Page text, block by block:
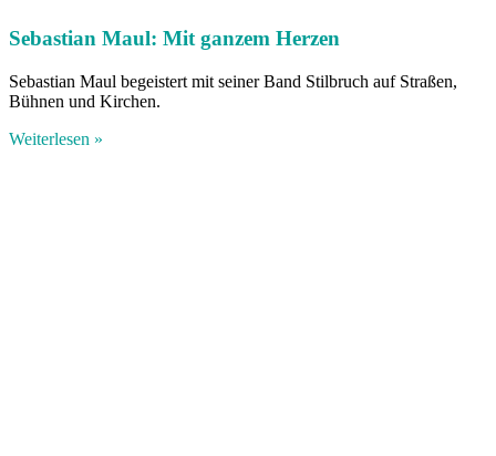
Sebastian Maul: Mit ganzem Herzen
Sebastian Maul begeistert mit seiner Band Stilbruch auf Straßen,
Bühnen und Kirchen.
Weiterlesen »